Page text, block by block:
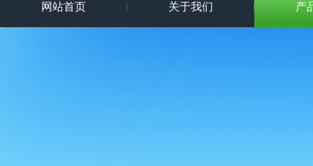
网站首页 关于我们 产